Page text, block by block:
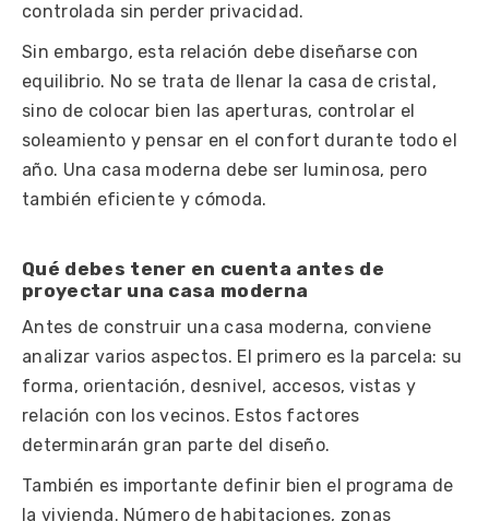
controlada sin perder privacidad.
Sin embargo, esta relación debe diseñarse con
equilibrio. No se trata de llenar la casa de cristal,
sino de colocar bien las aperturas, controlar el
soleamiento y pensar en el confort durante todo el
año. Una casa moderna debe ser luminosa, pero
también eficiente y cómoda.
Qué debes tener en cuenta antes de
proyectar una casa moderna
Antes de construir una casa moderna, conviene
analizar varios aspectos. El primero es la parcela: su
forma, orientación, desnivel, accesos, vistas y
relación con los vecinos. Estos factores
determinarán gran parte del diseño.
También es importante definir bien el programa de
la vivienda. Número de habitaciones, zonas